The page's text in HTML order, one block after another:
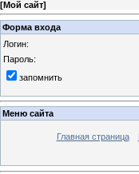
[Мой сайт]
Форма входа
Логин:
Пароль:
запомнить
Меню сайта
Главная страница